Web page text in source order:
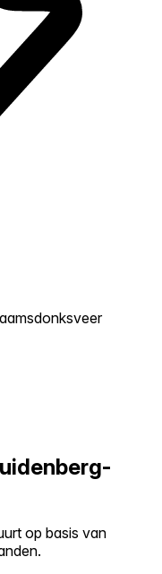
op basis van